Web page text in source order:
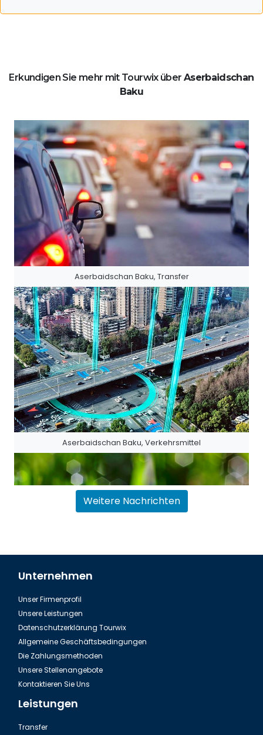
Erkundigen Sie mehr mit Tourwix über Aserbaidschan
Baku
Aserbaidschan Baku, Transfer
Aserbaidschan Baku, Verkehrsmittel
Aserbaidschan Baku, Das Klima
Weitere Nachrichten
Unternehmen
Unser Firmenprofil
Unsere Leistungen
Datenschutzerklärung Tourwix
Allgemeine Geschäftsbedingungen
Die Zahlungsmethoden
Unsere Stellenangebote
Kontaktieren Sie Uns
Leistungen
Transfer